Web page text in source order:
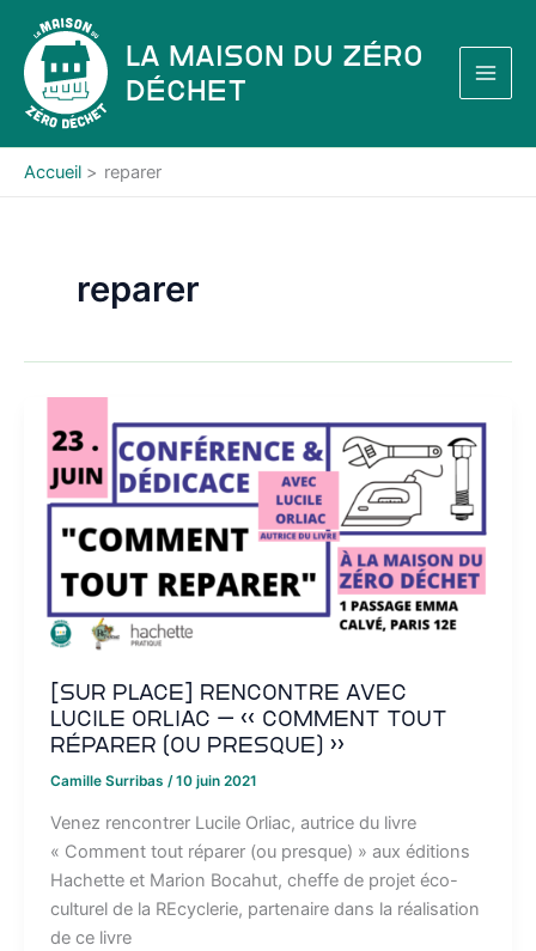
contenu
La Maison du Zéro
Déchet
Accueil reparer
reparer
[SUR PLACE] Rencontre avec
Lucile Orliac – « Comment tout
réparer (ou presque) »
Camille Surribas /10 juin 2021
Venez rencontrer Lucile Orliac, autrice du livre
« Comment tout réparer (ou presque) » aux éditions
Hachette et Marion Bocahut, cheffe de projet éco-
culturel de la REcyclerie, partenaire dans la réalisation
de ce livre